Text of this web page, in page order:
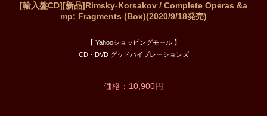
[輸入盤CD][新品]Rimsky-Korsakov / Complete Operas &a
mp; Fragments (Box)(2020/9/18発売)
【 Yahooショッピングモール 】
CD・DVD グッドバイブレーションズ
価格：10,900円